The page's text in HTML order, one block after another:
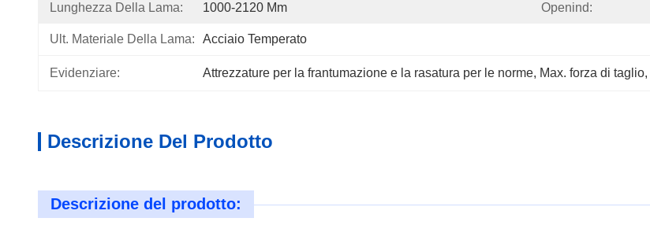
Lunghezza Della Lama: 1000-2120 Mm Openind:
Ult. Materiale Della Lama: Acciaio Temperato
Evidenziare: Attrezzature per la frantumazione e la rasatura per le norme, Max. forza di taglio,
Descrizione Del Prodotto
Descrizione del prodotto: